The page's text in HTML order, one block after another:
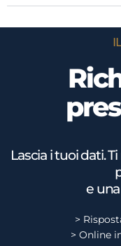
Lascia i tuoi dati.
e
>
> Online